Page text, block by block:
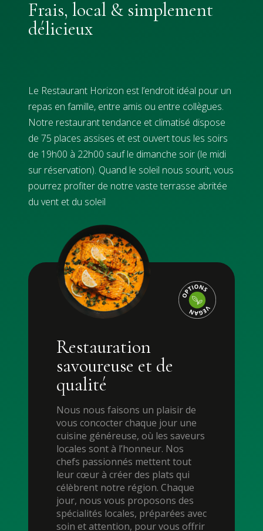
Frais, local & simplement
délicieux
Le Restaurant Horizon est l’endroit idéal pour un
repas en famille, entre amis ou entre collègues.
Notre restaurant tendance et climatisé dispose
de 75 places assises et est ouvert tous les soirs
de 19h00 à 22h00 sauf le dimanche soir (le midi
sur réservation). Quand le soleil nous sourit, vous
pourrez profiter de notre vaste terrasse abritée
du vent et du soleil
Restauration
savoureuse et de
qualité
Nous nous faisons un plaisir de
vous concocter chaque jour une
cuisine généreuse, où les saveurs
locales sont à l’honneur. Nos
chefs passionnés mettent tout
leur cœur à créer des plats qui
célèbrent notre région. Chaque
jour, nous vous proposons des
spécialités locales, préparées avec
soin et attention, pour vous offrir